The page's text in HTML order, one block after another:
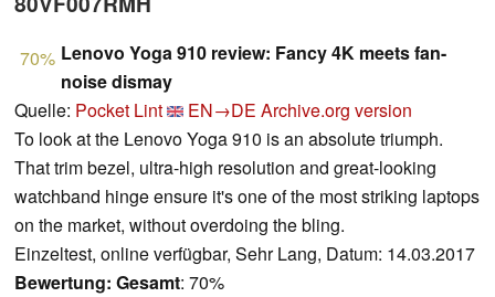
70% Lenovo Yoga 910 review: Fancy 4K meets fan-
noise dismay
Quelle: Pocket Lint EN→DE Archive.org version
To look at the Lenovo Yoga 910 is an absolute triumph.
That trim bezel, ultra-high resolution and great-looking
watchband hinge ensure it's one of the most striking laptops
on the market, without overdoing the bling.
Einzeltest, online verfügbar, Sehr Lang, Datum: 14.03.2017
Bewertung: Gesamt: 70%